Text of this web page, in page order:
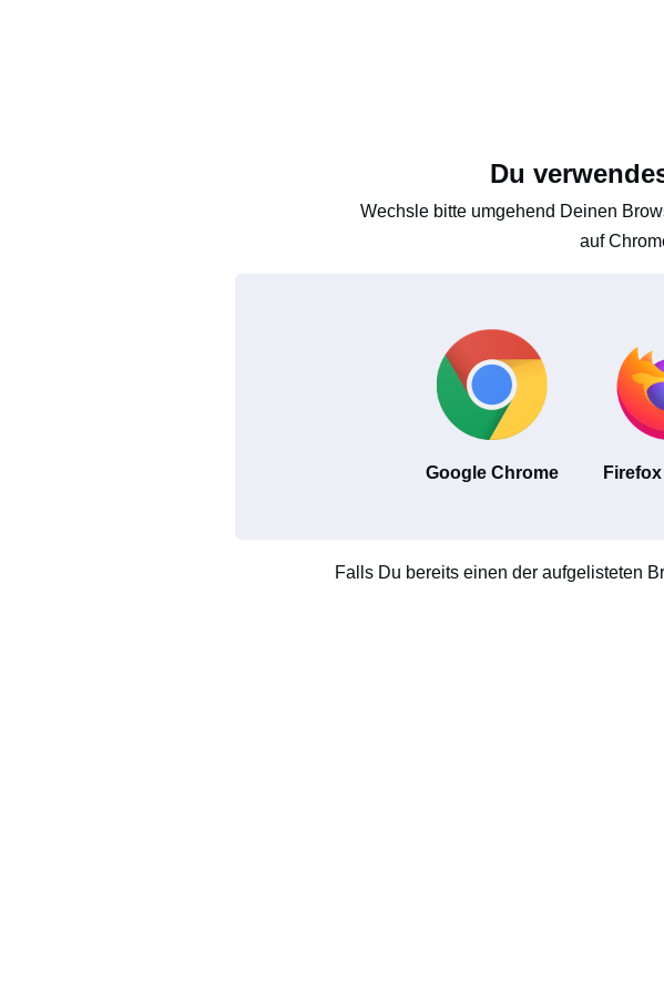
Du
Wechsle bitte umgehend Deinen
auf
Google Chrome
Falls Du bereits einen der aufgelisteten